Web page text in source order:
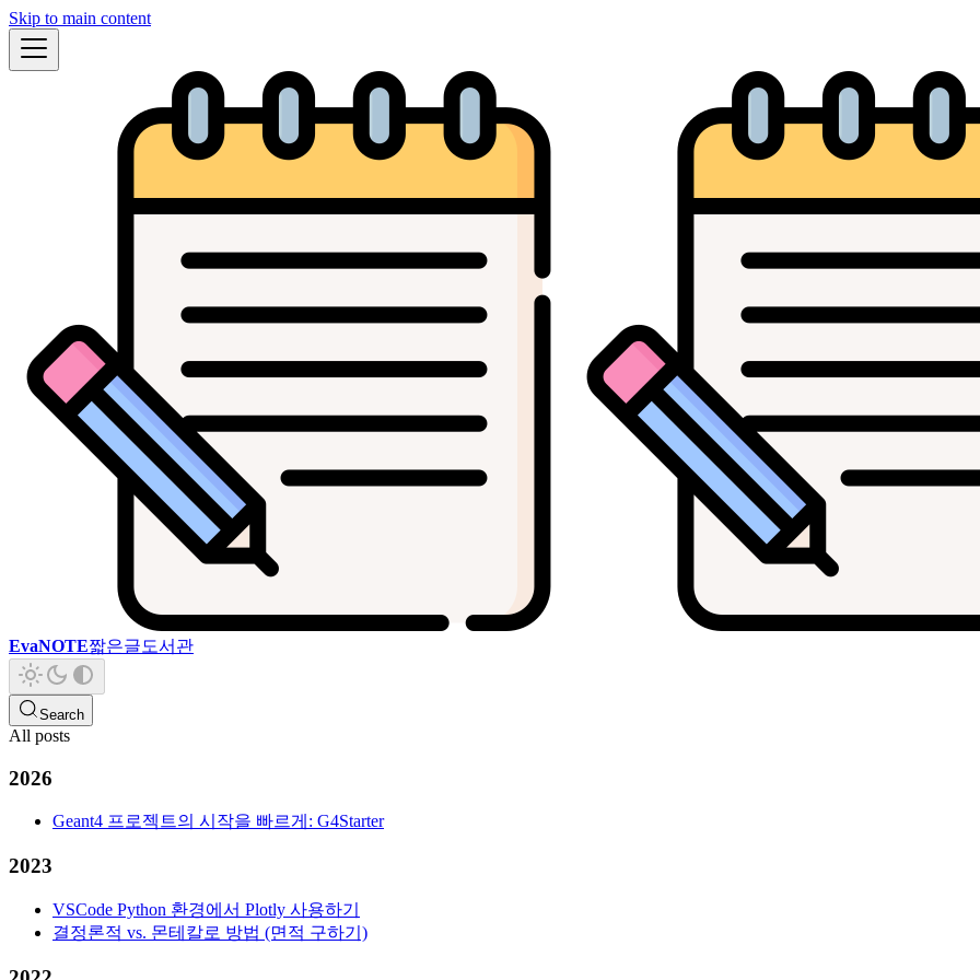
Skip to main content
EvaNOTE짧은글도서관
Search
All posts
2026
Geant4 프로젝트의 시작을 빠르게: G4Starter
2023
VSCode Python 환경에서 Plotly 사용하기
결정론적 vs. 몬테칼로 방법 (면적 구하기)